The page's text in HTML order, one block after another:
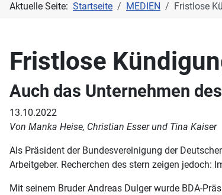
Aktuelle Seite: Startseite MEDIEN Fristlose
Fristlose
Auch das Unternehmen
13.10.2022
Von Manka Heise, Christian Esser und Tina Kaiser
Als Präsident der Bundesvereinigung der
Arbeitgeber. Recherchen des stern zeigen jedoch:
Mit seinem Bruder Andreas Dulger wurde BDA-